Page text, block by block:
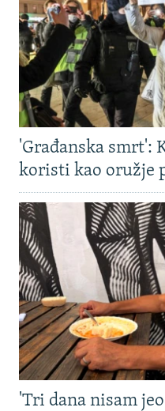
'Građanska smrt':
koristi kao oružje
'Tri dana nisam